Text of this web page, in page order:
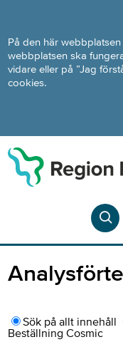
På den här
webbplatsen ska
vidare eller på ”Jag
cookies.
Sök på allt innehåll
Beställning Cosmic